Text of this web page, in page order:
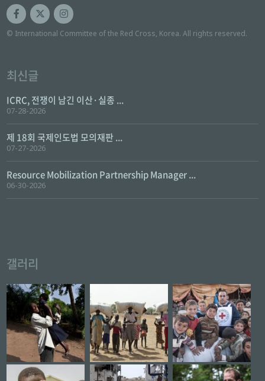
© International Committee of the Red Cross, Korea. All rights reserved.
최신글
ICRC, 전쟁이 남긴 이산·실종 ...
07-28-2026
제 18회 국제인도법 모의재판 ...
07-27-2026
Resource Mobilization Partnership Manager ...
06-30-2026
갤러리